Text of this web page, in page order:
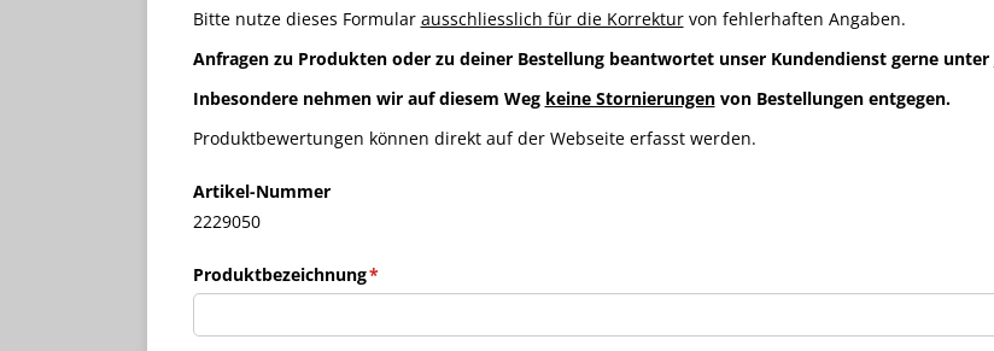
Bitte nutze dieses Formular ausschliesslich für die Korrekturvon fehlerhaften Angaben.
Anfragen zu Produkten oder zu deiner Bestellung beantwortet unser Kundendienst gerne unter
Inbesondere nehmen wir auf diesem Weg keine Stornierungenvon Bestellungen entgegen.
Produktbewertungen können direkt auf der Webseite erfasst werden.
Artikel-Nummer
2229050
Produktbezeichnung*
(erforderlich)